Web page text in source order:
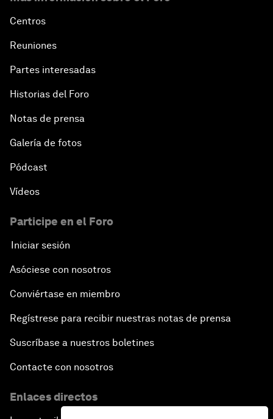
Centros
Reuniones
Partes interesadas
Historias del Foro
Notas de prensa
Galería de fotos
Pódcast
Vídeos
Participe en el Foro
Iniciar sesión
Asóciese con nosotros
Conviértase en miembro
Regístrese para recibir nuestras notas de prensa
Suscríbase a nuestros boletines
Contacte con nosotros
Enlaces directos